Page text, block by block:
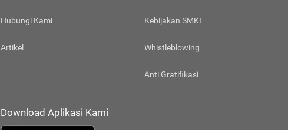
Hubungi Kami
Artikel
Kebijakan SMKI
Whistleblowing
Anti Gratifikasi
Download Aplikasi Kami